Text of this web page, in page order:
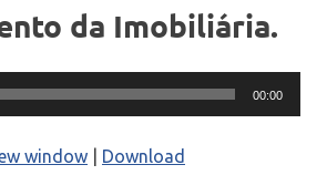
da Imobiliária.
00:00
window Download